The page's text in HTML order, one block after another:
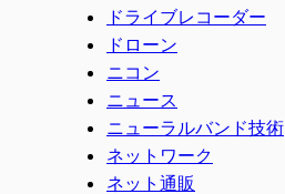
ドライブレコーダー
ドローン
ニコン
ニュース
ニューラルバンド技術
ネットワーク
ネット通販